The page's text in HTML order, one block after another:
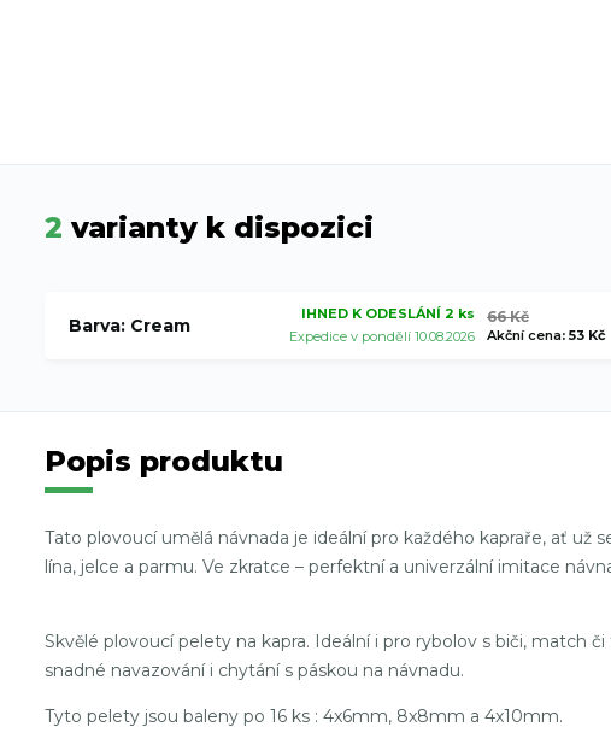
2 varianty k dispozici
Barva: Cream
IHNED K ODESLÁNÍ 2 ks
Expedice v pondělí 10.08.2026
66 Kč
Akční cena: 53 Kč
Popis produktu
Tato plovoucí umělá návnada je ideální pro každého kapraře, ať
lína, jelce a parmu. Ve zkratce – perfektní a univerzální imitace
Skvělé plovoucí pelety na kapra. Ideální i pro rybolov s biči, match
snadné navazování i chytání s páskou na návnadu.
Tyto pelety jsou baleny po 16 ks : 4x6mm, 8x8mm a 4x10mm.